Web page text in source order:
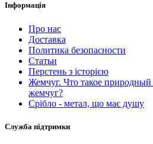
Інформація
Про нас
Доставка
Политика безопасности
Статьи
Перстень з історією
Жемчуг. Что такое
жемчуг?
Срібло - метал, що має душу
Служба підтримки